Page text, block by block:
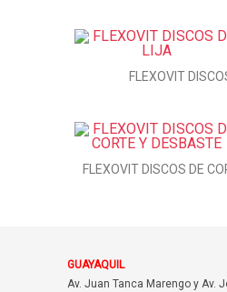
FLEXOVIT
FLEXOVIT DISCOS DE
GUAYAQUIL
Av. Juan Tanca Marengo y Av.